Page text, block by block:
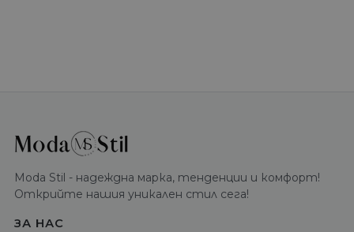
Moda Stil - надеждна марка, тенденции и комфорт!
Открийте нашия уникален стил сега!
ЗА НАС